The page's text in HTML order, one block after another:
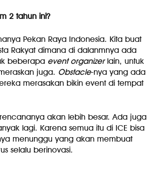
2 tahun ini?
Pekan Raya Indonesia. Kita buat
Rakyat dimana di dalanmnya ada
beberapa event organizerlain, untuk
juga. Obstacle-nya yang ada
merasakan bikin event di tempat
akan lebih besar. Ada juga
lagi. Karena semua itu di ICE bisa
menunggu yang akan membuat
selalu berinovasi.